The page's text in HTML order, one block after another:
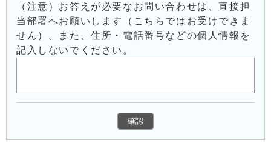
（注意）お答えが必要なお問い合わせは、直接担
当部署へお願いします（こちらではお受けできま
せん）。また、住所・電話番号などの個人情報を
記入しないでください。